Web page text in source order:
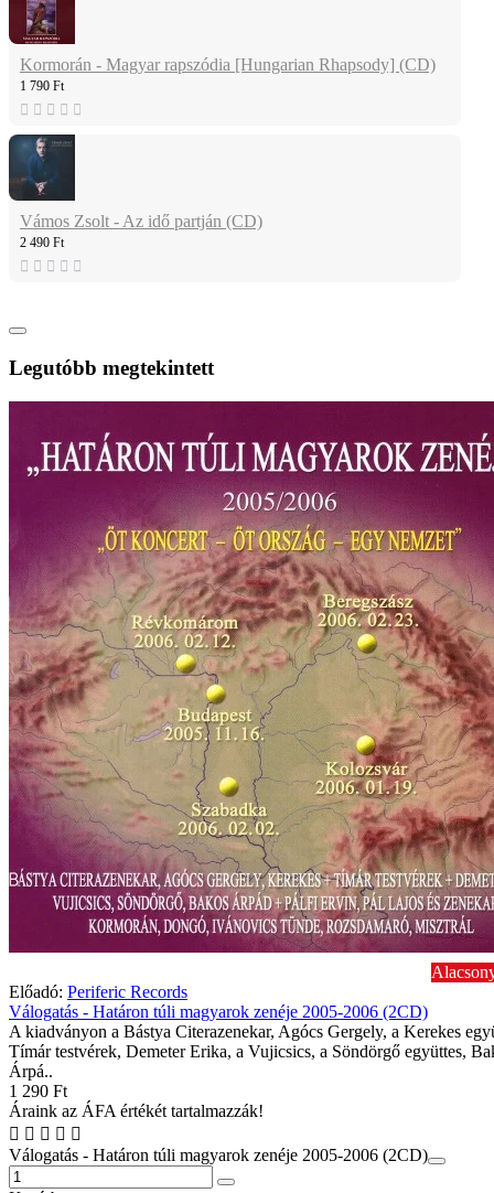
Kormorán - Magyar rapszódia [Hungarian Rhapsody] (CD)
1 790 Ft
Vámos Zsolt - Az idő partján (CD)
2 490 Ft
Legutóbb megtekintett
Előadó: Periferic Records
Válogatás - Határon túli magyarok zenéje 2005-2006 (2CD)
A kiadványon a Bástya Citerazenekar, Agócs Gergely, a Kerekes
Tímár testvérek, Demeter Erika, a Vujicsics, a Söndörgő együttes,
Árpá..
1 290 Ft
Áraink az ÁFA értékét tartalmazzák!
Válogatás - Határon túli magyarok zenéje 2005-2006 (2CD)